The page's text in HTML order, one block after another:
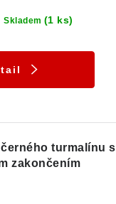
Skladem (1 ks)
turmalínu s
zakončením